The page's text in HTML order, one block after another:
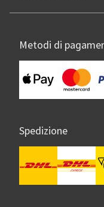
Metodi di
Spedizione